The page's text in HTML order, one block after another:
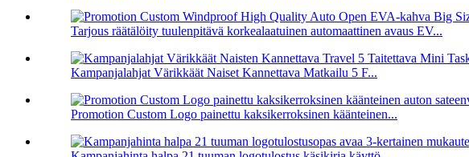
Tarjous räätälöity tuulenpitävä korkealaatuinen automaattinen avaus EV...
Kampanjalahjat Värikkäät Naiset Kannettava Matkailu 5 F...
Promotion Custom Logo painettu kaksikerroksinen käänteinen...